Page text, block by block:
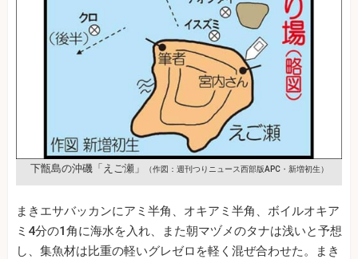
下甑島の沖磯「えご瀬」 （作図：週刊つりニュース西部版APC・新増初生）
まきエサバッカンにアミ半角、オキアミ半角、ボイルオキア
ミ4分の1角に海水を入れ、また朝マヅメのタナは浅いと予想
し、集魚材は比重の軽いグレゼロを軽く混ぜ合わせた。まき